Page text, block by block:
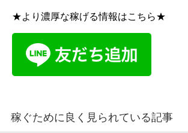
★より濃厚な稼げる情報はこちら★
稼ぐために良く見られている記事